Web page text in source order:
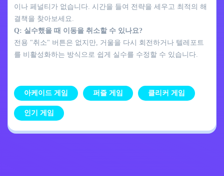
이나 페널티가 없습니다. 시간을 들여 전략을 세우고 최적의 해
결책을 찾아보세요.
Q: 실수했을 때 이동을 취소할 수 있나요?
전용 "취소" 버튼은 없지만, 거울을 다시 회전하거나 텔레포트
를 비활성화하는 방식으로 쉽게 실수를 수정할 수 있습니다.
아케이드 게임 퍼즐 게임 클리커 게임
인기 게임